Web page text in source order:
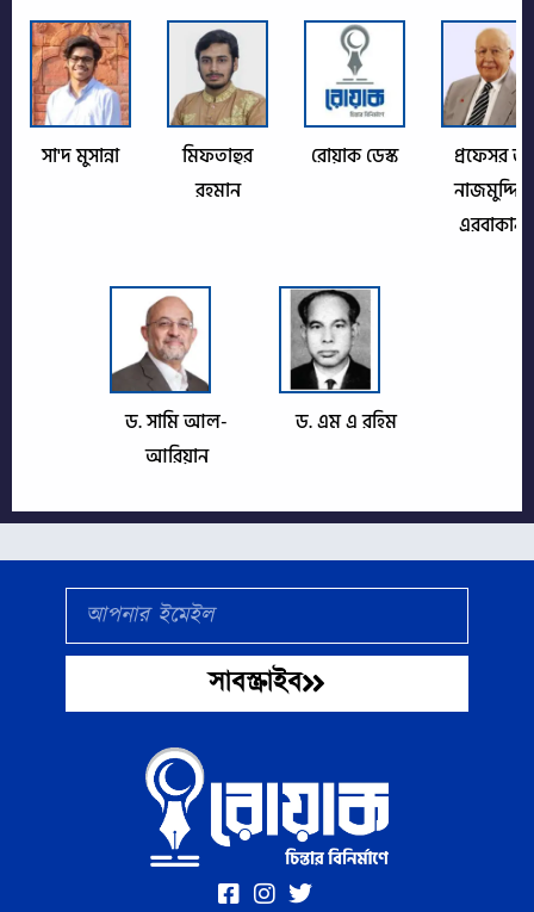
সা'দ মুসান্না
মিফতাহুর
রহমান
রোয়াক ডেস্ক
প্রফেসর ড.
নাজমুদ্দিন
এরবাকান
ড. সামি আল-
আরিয়ান
ড. এম এ রহিম
Email
সাবস্ক্রাইব